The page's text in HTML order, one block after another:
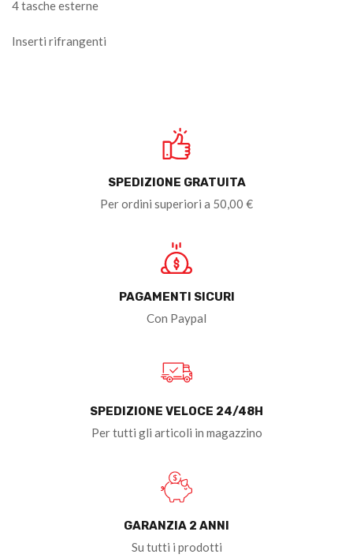
4 tasche esterne
Inserti rifrangenti
SPEDIZIONE GRATUITA
Per ordini superiori a 50,00 €
PAGAMENTI SICURI
Con Paypal
SPEDIZIONE VELOCE 24/48H
Per tutti gli articoli in magazzino
GARANZIA 2 ANNI
Su tutti i prodotti